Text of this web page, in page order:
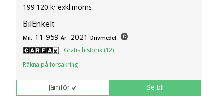
199 120 kr exkl.moms
BilEnkelt
Mil: 11 959 År: 2021 Drivmedel:
Gratis historik (12)
Räkna på försäkring
Jämför Se bil